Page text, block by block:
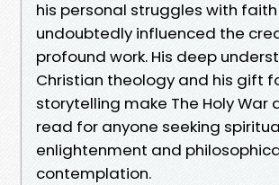
his personal struggles with
undoubtedly influenced the
profound work. His deep
Christian theology and his gift
storytelling make The Holy War
read for anyone seeking
enlightenment and
contemplation.